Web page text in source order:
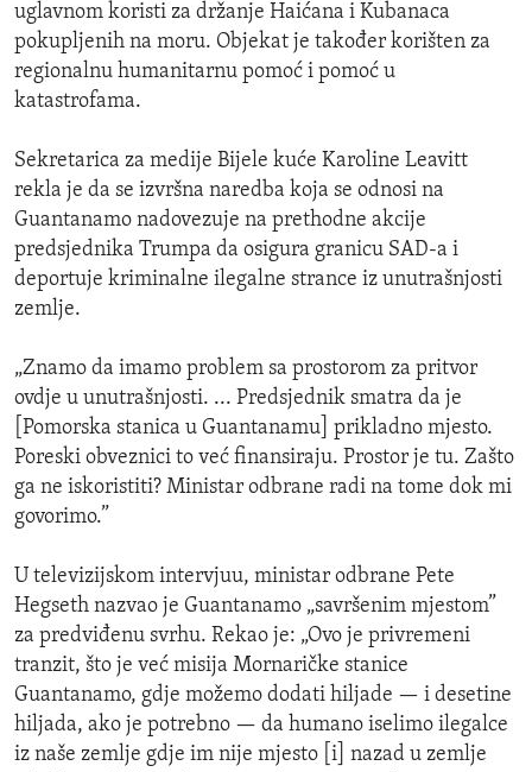
uglavnom koristi za držanje Haićana i Kubanaca
pokupljenih na moru. Objekat je također korišten za
regionalnu humanitarnu pomoć i pomoć u
katastrofama.
Sekretarica za medije Bijele kuće Karoline Leavitt
rekla je da se izvršna naredba koja se odnosi na
Guantanamo nadovezuje na prethodne akcije
predsjednika Trumpa da osigura granicu SAD-a i
deportuje kriminalne ilegalne strance iz unutrašnjosti
zemlje.
„Znamo da imamo problem sa prostorom za pritvor
ovdje u unutrašnjosti. ... Predsjednik smatra da je
[Pomorska stanica u Guantanamu] prikladno mjesto.
Poreski obveznici to već finansiraju. Prostor je tu. Zašto
ga ne iskoristiti? Ministar odbrane radi na tome dok mi
govorimo.”
U televizijskom intervjuu, ministar odbrane Pete
Hegseth nazvao je Guantanamo „savršenim mjestom”
za predviđenu svrhu. Rekao je: „Ovo je privremeni
tranzit, što je već misija Mornaričke stanice
Guantanamo, gdje možemo dodati hiljade — i desetine
hiljada, ako je potrebno — da humano iselimo ilegalce
iz naše zemlje gdje im nije mjesto [i] nazad u zemlje